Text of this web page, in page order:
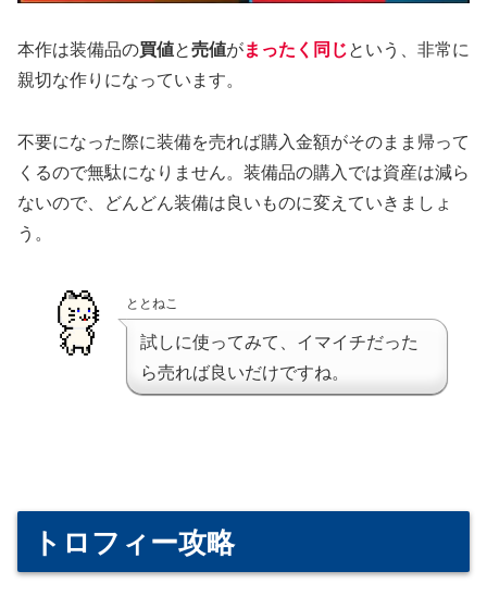
本作は装備品の買値と売値がまったく同じという、非常に
親切な作りになっています。
不要になった際に装備を売れば購入金額がそのまま帰って
くるので無駄になりません。装備品の購入では資産は減ら
ないので、どんどん装備は良いものに変えていきましょ
う。
ととねこ
試しに使ってみて、イマイチだった
ら売れば良いだけですね。
トロフィー攻略